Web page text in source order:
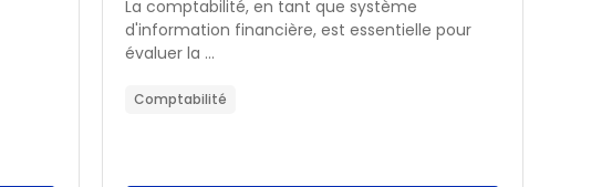
Résumé du cours :
La comptabilité, en tant que système
d'information financière, est essentielle pour
évaluer la ...
Comptabilité